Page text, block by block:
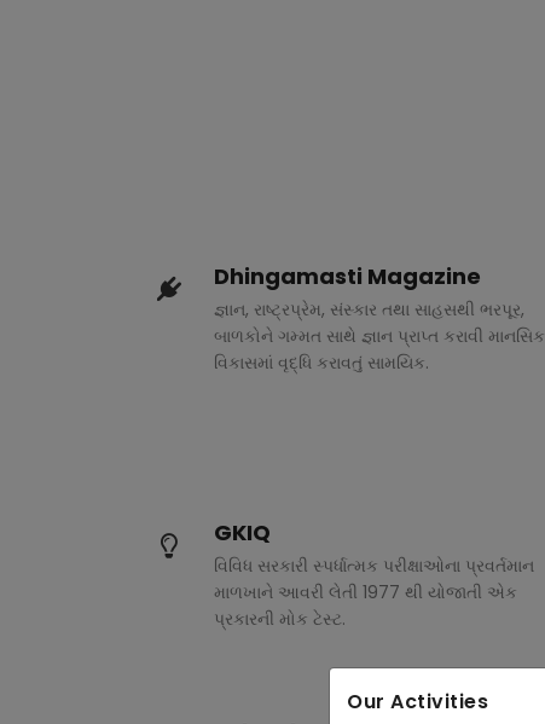
Our Activities
Dhingamasti Magazine
જ્ઞાન, રાષ્ટ્રપ્રેમ, સંસ્કાર તથા સાહસથી ભરપૂર,
બાળકોને ગમ્મત સાથે જ્ઞાન પ્રાપ્ત કરાવી માનસિક
વિકાસમાં વૃદ્ધિ કરાવતું સામયિક.
GKIQ
વિવિધ સરકારી સ્પર્ધાત્મક પરીક્ષાઓના પ્રવર્તમાન
માળખાને આવરી લેતી 1977 થી યોજાતી એક
પ્રકારની મોક ટેસ્ટ.